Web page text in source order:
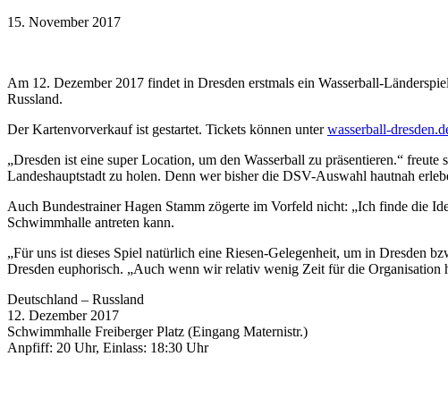
15. November 2017
Am 12. Dezember 2017 findet in Dresden erstmals ein Wasserball-
Russland.
Der Kartenvorverkauf ist gestartet. Tickets können unterwasserball-
„Dresden ist eine super Location, um den Wasserball zu präsentieren.“
Landeshauptstadt zu holen. Denn wer bisher die DSV-Auswahl hautnah
Auch Bundestrainer Hagen Stamm zögerte im Vorfeld nicht: „Ich finde die
Schwimmhalle antreten kann.
„Für uns ist dieses Spiel natürlich eine Riesen-Gelegenheit, um in Dresden
Dresden euphorisch. „Auch wenn wir relativ wenig Zeit für die
Deutschland – Russland
12. Dezember 2017
Schwimmhalle Freiberger Platz (Eingang Maternistr.)
Anpfiff: 20 Uhr, Einlass: 18:30 Uhr